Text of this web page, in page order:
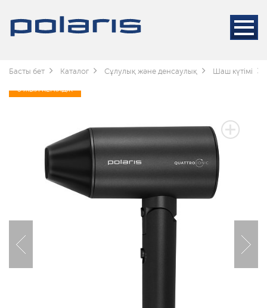
Басты бет Каталог Сұлулық және денсаулық Шаш күтімі
3 ЖЫЛ КЕПІЛДІК